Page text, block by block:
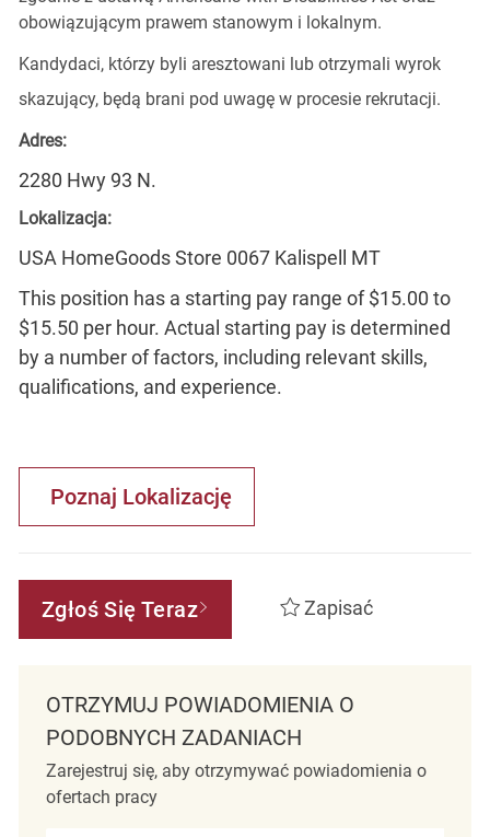
obowiązującym prawem stanowym i lokalnym.
Kandydaci, którzy byli aresztowani lub otrzymali wyrok
skazujący, będą brani pod uwagę w procesie rekrutacji.
Adres:
2280 Hwy 93 N.
Lokalizacja:
USA HomeGoods Store 0067 Kalispell MT
This position has a starting pay range of $15.00 to
$15.50 per hour. Actual starting pay is determined
by a number of factors, including relevant skills,
qualifications, and experience.
Poznaj Lokalizację
Zgłoś Się Teraz Zapisać
OTRZYMUJ POWIADOMIENIA O
PODOBNYCH ZADANIACH
Zarejestruj się, aby otrzymywać powiadomienia o
ofertach pracy